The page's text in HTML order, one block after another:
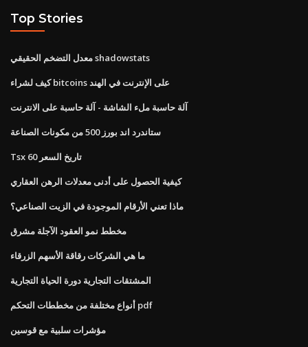
Top Stories
معدل التضخم الحقيقي shadowstats
كيف لشراء bitcoins على الإنترنت في الهند
آلة حاسبة ملء الشاشة - آلة حاسبة على الانترنت
ستاندرد اند بورز 500 من مكونات الصناعة
Tsx 60 تاريخ السعر
كيفية الحصول على أدنى معدلات الرهن العقاري
ماذا تعني الأرقام الموجودة في الزيت الصناعي؟
مخطط نمو العقود الآجلة مشرق
ما هي الشركات رقاقة الأسهم الزرقاء
المشتقات التجارية دورة الحياة التجارية
أنواع مختلفة من مخططات التحكم pdf
مؤشرات سلبية مع قوسين